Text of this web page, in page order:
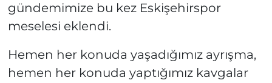
gündemimize bu kez Eskişehirspor
meselesi eklendi.
Hemen her konuda yaşadığımız ayrışma,
hemen her konuda yaptığımız kavgalar